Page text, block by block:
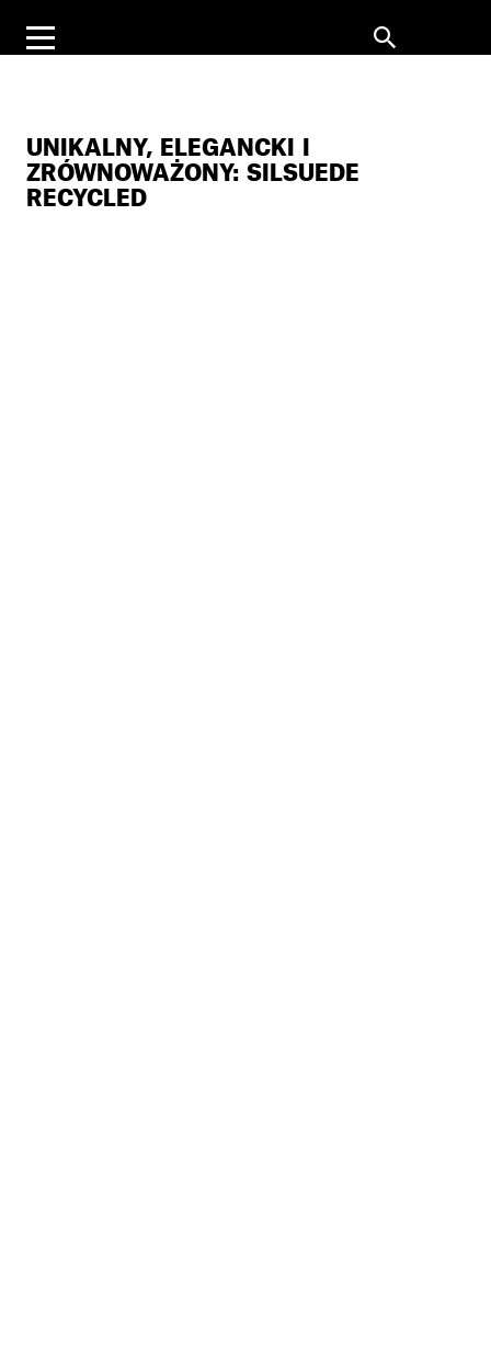
UNIKALNY, ELEGANCKI I
ZRÓWNOWAŻONY: SILSUEDE
RECYCLED